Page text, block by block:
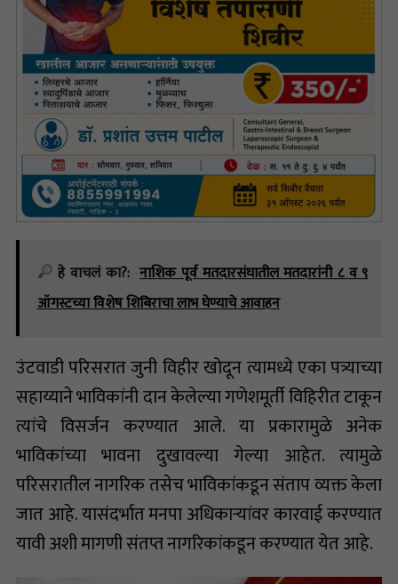
हे वाचलं का?: नाशिक पूर्व मतदारसंघातील मतदारांनी ८ व ९
ऑगस्टच्या विशेष शिबिराचा लाभ घेण्याचे आवाहन
उंटवाडी परिसरात जुनी विहीर खोदून त्यामध्ये एका पत्र्याच्या
सहाय्याने भाविकांनी दान केलेल्या गणेशमूर्ती विहिरीत टाकून
त्यांचे विसर्जन करण्यात आले. या प्रकारामुळे अनेक
भाविकांच्या भावना दुखावल्या गेल्या आहेत. त्यामुळे
परिसरातील नागरिक तसेच भाविकांकडून संताप व्यक्त केला
जात आहे. यासंदर्भात मनपा अधिकाऱ्यांवर कारवाई करण्यात
यावी अशी मागणी संतप्त नागरिकांकडून करण्यात येत आहे.